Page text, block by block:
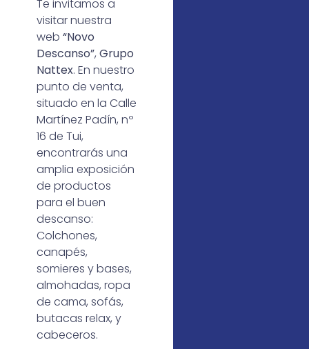
Te invitamos a
visitar nuestra
web “Novo
Descanso”, Grupo
Nattex. En nuestro
punto de venta,
situado en la Calle
Martínez Padín, nº
16 de Tui,
encontrarás una
amplia exposición
de productos
para el buen
descanso:
Colchones,
canapés,
somieres y bases,
almohadas, ropa
de cama, sofás,
butacas relax, y
cabeceros.